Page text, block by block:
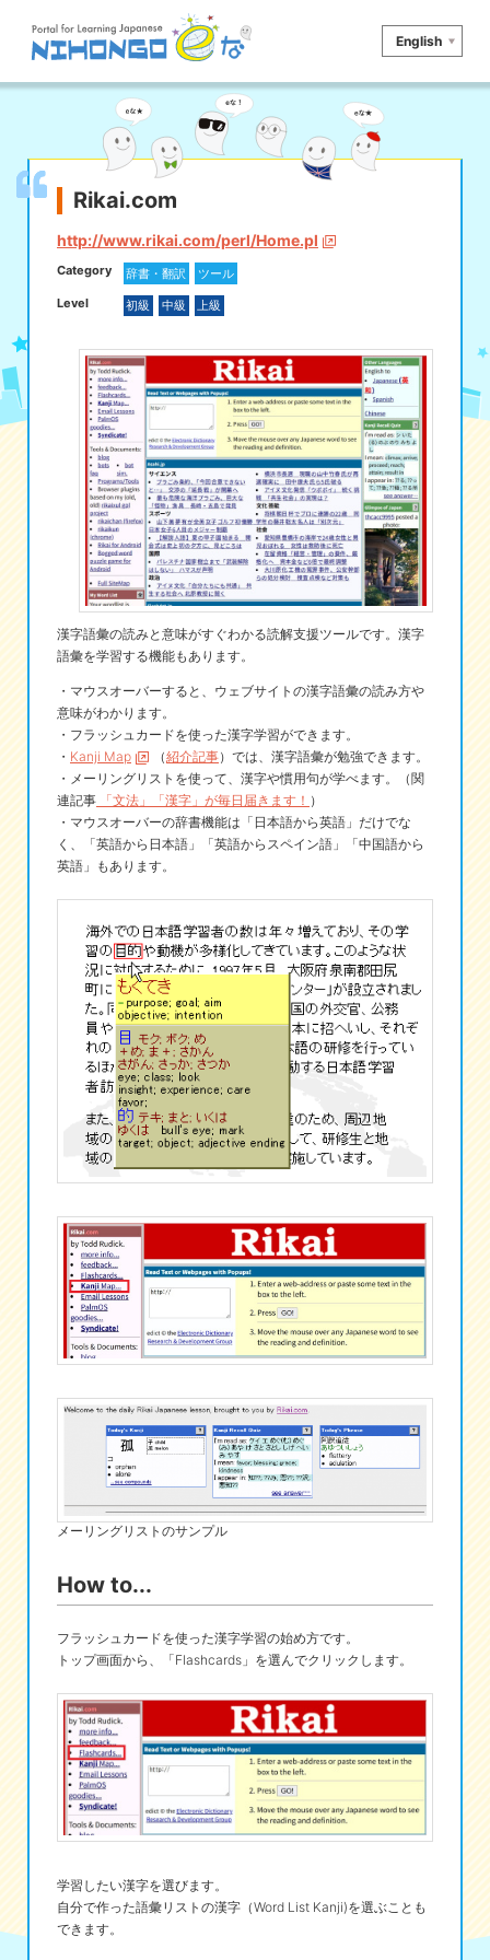
English
サイト検索
書く 聞く
話す
かな 漢字
辞書・翻訳 文化・社会
Androidアプリ検索
eなコレ
eな情報局
Rikai.com
http://www.rikai.com/perl/Home.pl
Category 辞書・翻訳
ツール
Level
初級 中級 上級
漢字語彙の読みと意味がすぐわかる読解支援ツールです。漢字
語彙を学習する機能もあります。
・マウスオーバーすると、ウェブサイトの漢字語彙の読み方や
意味がわかります。
・フラッシュカードを使った漢字学習ができます。
・ Kanji Map （紹介記事）では、漢字語彙が勉強できます。
・メーリングリストを使って、漢字や慣用句が学べます。（関
連記事 「文法」「漢字」が毎日届きます！ ）
・マウスオーバーの辞書機能は「日本語から英語」だけでな
く、「英語から日本語」「英語からスペイン語」「中国語から
英語」もあります。
メーリングリストのサンプル
How to...
フラッシュカードを使った漢字学習の始め方です。
トップ画面から、「Flashcards」を選んでクリックします。
学習したい漢字を選びます。
自分で作った語彙リストの漢字（Word List Kanji)を選ぶことも
できます。